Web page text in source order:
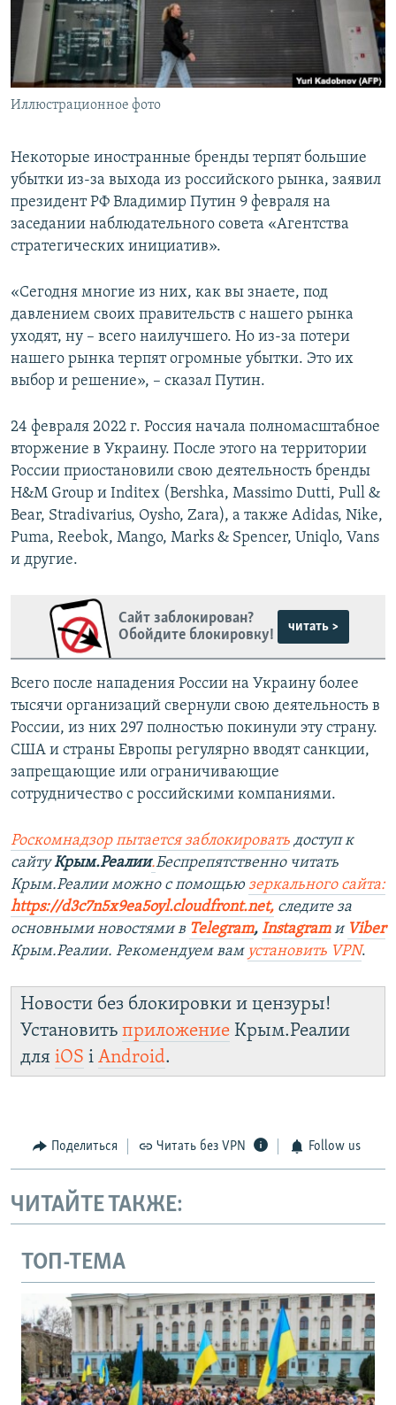
ПОБЕДИТЕЛЕЙ НЕ СУДЯТ?
КРЫМ.НЕПОКОРЕННЫЙ
ELIFBE
УКРАИНСКАЯ ПРОБЛЕМА КРЫМА
ПРИСОЕДИНЯЙТЕСЬ!
Иллюстрационное фото
Некоторые иностранные бренды терпят большие
убытки из-за выхода из российского рынка, заявил
президент РФ Владимир Путин 9 февраля на
заседании наблюдательного совета «Агентства
стратегических инициатив».
«Сегодня многие из них, как вы знаете, под
давлением своих правительств с нашего рынка
уходят, ну – всего наилучшего. Но из-за потери
нашего рынка терпят огромные убытки. Это их
выбор и решение», – сказал Путин.
24 февраля 2022 г. Россия начала полномасштабное
вторжение в Украину. После этого на территории
России приостановили свою деятельность бренды
H&M Group и Inditex (Bershka, Massimo Dutti, Pull &
Bear, Stradivarius, Oysho, Zara), а также Adidas, Nike,
Puma, Reebok, Mango, Marks & Spencer, Uniqlo, Vans
и другие.
Сайт заблокирован?
Обойдите блокировку!
читать >
Всего после нападения России на Украину более
тысячи организаций свернули свою деятельность в
России, из них 297 полностью покинули эту страну.
США и страны Европы регулярно вводят санкции,
запрещающие или ограничивающие
сотрудничество с российскими компаниями.
Роскомнадзор пытается заблокировать доступ к
сайтуКрым.Реалии.Беспрепятственно читать
Крым.Реалии можно с помощью зеркального сайта:
https://d3c7n5x9ea5oyl.cloudfront.net, следите за
основными новостями в Telegram, Instagramи Viber
Крым.Реалии. Рекомендуем вам установить VPN.
Новости без блокировки и цензуры!
Установить приложение Крым.Реалии
для iOS і Android.
Поделиться Читать без VPN Follow us
ЧИТАЙТЕ ТАКЖЕ:
ТОП-ТЕМА